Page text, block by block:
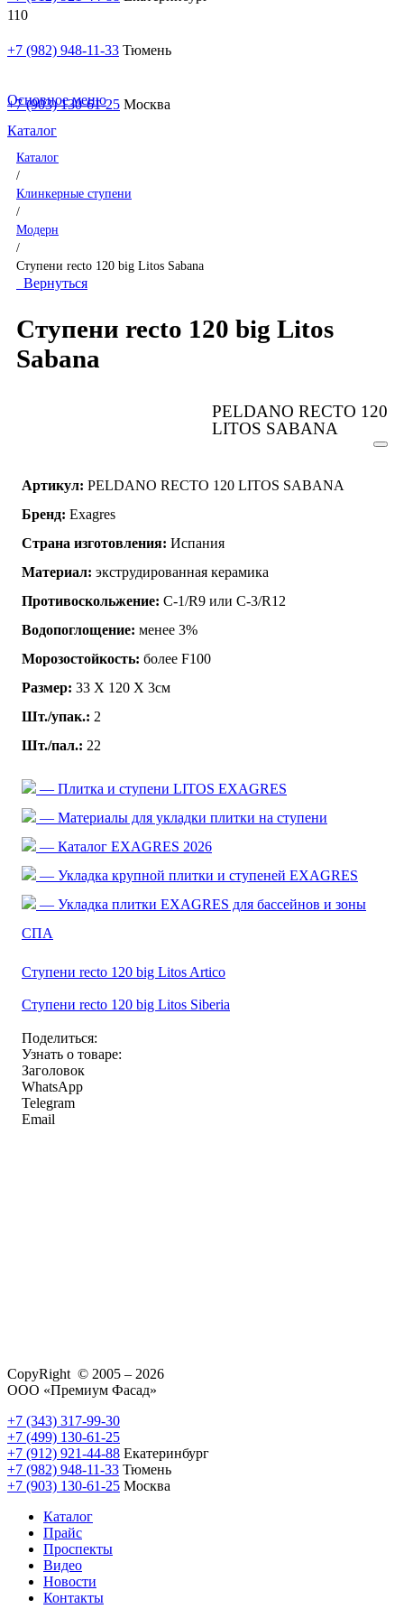
+7 (982) 948-11-33 Тюмень
+7 (903) 130-61-25 Москва
Основное меню
Каталог
Каталог
/
Клинкерные ступени
/
Модерн
/
Ступени recto 120 big Litos Sabana
Вернуться
Ступени recto 120 big Litos
Sabana
PELDANO RECTO 120
LITOS SABANA
Артикул: PELDANO RECTO 120 LITOS SABANA
Бренд: Exagres
Страна изготовления: Испания
Материал: экструдированная керамика
Противоскольжение: C-1/R9 или C-3/R12
Водопоглощение: менее 3%
Морозостойкость: более F100
Размер: 33 Х 120 Х 3см
Шт./упак.: 2
Шт./пал.: 22
— Плитка и ступени LITOS EXAGRES
— Материалы для укладки плитки на ступени
— Каталог EXAGRES 2026
— Укладка крупной плитки и ступеней EXAGRES
— Укладка плитки EXAGRES для бассейнов и зоны
СПА
Ступени recto 120 big Litos Artico
Ступени recto 120 big Litos Siberia
Поделиться:
Узнать о товаре:
Заголовок
WhatsApp
Telegram
Email
CopyRight © 2005 – 2026
ООО «Премиум Фасад»
+7 (343) 317-99-30
+7 (499) 130-61-25
+7 (912) 921-44-88 Екатеринбург
+7 (982) 948-11-33 Тюмень
+7 (903) 130-61-25 Москва
Каталог
Прайс
Проспекты
Видео
Новости
Контакты